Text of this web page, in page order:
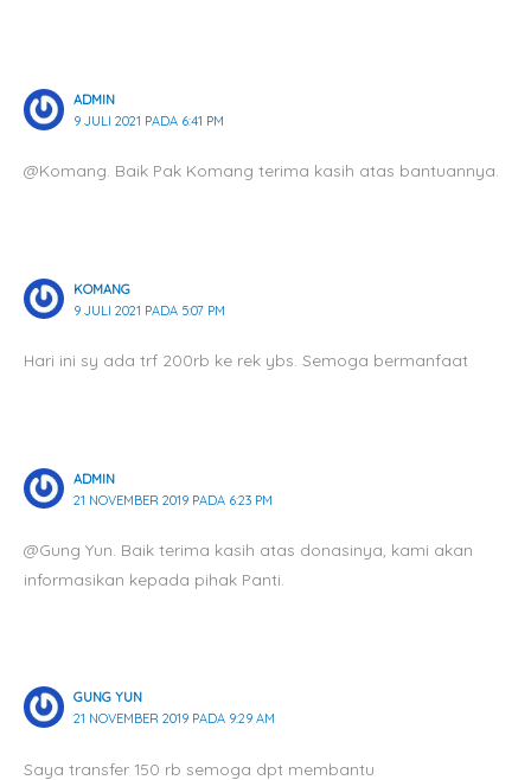
ADMIN
9 JULI 2021 PADA 6:41 PM
@Komang. Baik Pak Komang terima kasih atas bantuannya.
KOMANG
9 JULI 2021 PADA 5:07 PM
Hari ini sy ada trf 200rb ke rek ybs. Semoga bermanfaat
ADMIN
21 NOVEMBER 2019 PADA 6:23 PM
@Gung Yun. Baik terima kasih atas donasinya, kami akan
informasikan kepada pihak Panti.
GUNG YUN
21 NOVEMBER 2019 PADA 9:29 AM
Saya transfer 150 rb semoga dpt membantu